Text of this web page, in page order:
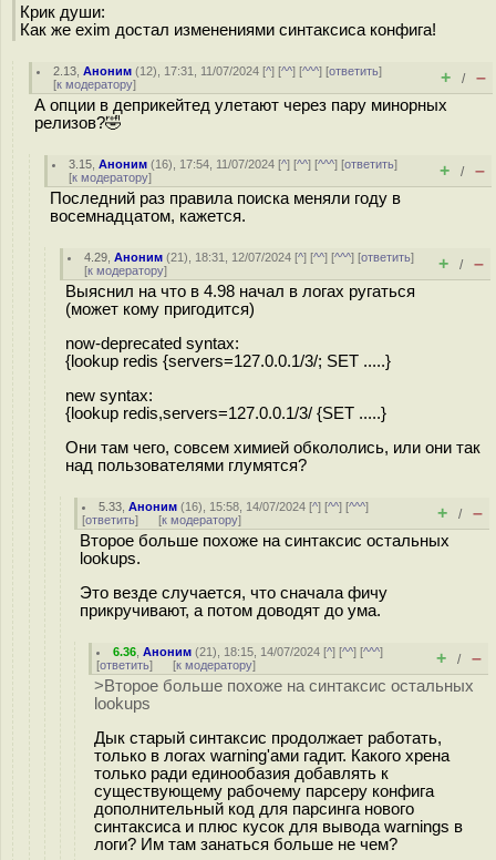
Крик души:
Как же exim достал изменениями синтаксиса конфига!
2.13 ,Аноним (12), 17:31, 11/07/2024 [^] [^^] [^^^] [ответить]
[к модератору] + / –
А опции в деприкейтед улетают через пару минорных
релизов?🤣
3.15 ,Аноним (16), 17:54, 11/07/2024 [^] [^^] [^^^] [ответить]
[к модератору] + / –
Последний раз правила поиска меняли году в
восемнадцатом, кажется.
4.29 ,Аноним (21), 18:31, 12/07/2024 [^] [^^] [^^^] [ответить]
[к модератору] + / –
Выяснил на что в 4.98 начал в логах ругаться
(может кому пригодится)
now-deprecated syntax:
{lookup redis {servers=127.0.0.1/3/; SET .....}
new syntax:
{lookup redis,servers=127.0.0.1/3/ {SET .....}
Они там чего, совсем химией обкололись, или они так
над пользователями глумятся?
5.33 ,Аноним (16), 15:58, 14/07/2024 [^] [^^] [^^^]
[ответить] [к модератору] + / –
Второе больше похоже на синтаксис остальных
lookups.
Это везде случается, что сначала фичу
прикручивают, а потом доводят до ума.
6.36 ,Аноним (21), 18:15, 14/07/2024 [^] [^^] [^^^]
[ответить] [к модератору] + / –
>Второе больше похоже на синтаксис остальных
lookups
Дык старый синтаксис продолжает работать,
только в логах warning'ами гадит. Какого хрена
только ради единообазия добавлять к
существующему рабочему парсеру конфига
дополнительный код для парсинга нового
синтаксиса и плюс кусок для вывода warnings в
логи? Им там занаться больше не чем?